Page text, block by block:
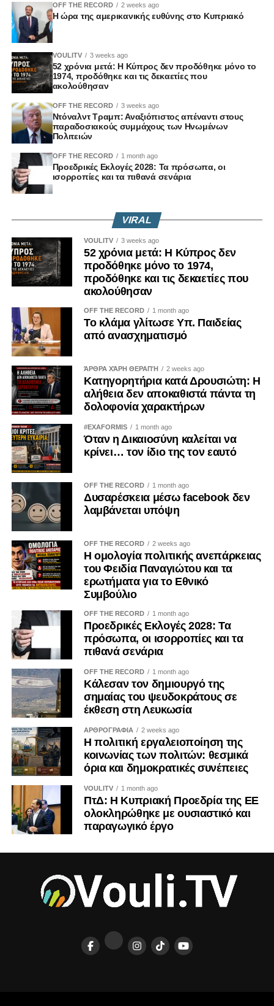
OFF THE RECORD 2 weeks ago
Η ώρα της αμερικανικής ευθύνης στο Κυπριακό
VOULITV 3 weeks ago
52 χρόνια μετά: Η Κύπρος δεν προδόθηκε μόνο το
1974, προδόθηκε και τις δεκαετίες που
ακολούθησαν
OFF THE RECORD 3 weeks ago
Ντόναλντ Τραμπ: Αναξιόπιστος απέναντι στους
παραδοσιακούς συμμάχους των Ηνωμένων
Πολιτειών
OFF THE RECORD 1 month ago
Προεδρικές Εκλογές 2028: Τα πρόσωπα, οι
ισορροπίες και τα πιθανά σενάρια
VIRAL
VOULITV 3 weeks ago
52 χρόνια μετά: Η Κύπρος δεν
προδόθηκε μόνο το 1974,
προδόθηκε και τις δεκαετίες που
ακολούθησαν
OFF THE RECORD 1 month ago
Το κλάμα γλίτωσε Υπ. Παιδείας
από ανασχηματισμό
ΆΡΘΡΑ ΧΆΡΗ ΘΕΡΑΠΉ 2 weeks ago
Κατηγορητήρια κατά Δρουσιώτη: Η
αλήθεια δεν αποκαθιστά πάντα τη
δολοφονία χαρακτήρων
#EXAFORMIS 1 month ago
Όταν η Δικαιοσύνη καλείται να
κρίνει… τον ίδιο της τον εαυτό
OFF THE RECORD 1 month ago
Δυσαρέσκεια μέσω facebook δεν
λαμβάνεται υπόψη
OFF THE RECORD 2 weeks ago
Η ομολογία πολιτικής ανεπάρκειας
του Φειδία Παναγιώτου και τα
ερωτήματα για το Εθνικό
Συμβούλιο
OFF THE RECORD 1 month ago
Προεδρικές Εκλογές 2028: Τα
πρόσωπα, οι ισορροπίες και τα
πιθανά σενάρια
OFF THE RECORD 1 month ago
Κάλεσαν τον δημιουργό της
σημαίας του ψευδοκράτους σε
έκθεση στη Λευκωσία
ΑΡΘΡΟΓΡΑΦΙΑ 2 weeks ago
Η πολιτική εργαλειοποίηση της
κοινωνίας των πολιτών: θεσμικά
όρια και δημοκρατικές συνέπειες
VOULITV 1 month ago
ΠτΔ: Η Κυπριακή Προεδρία της ΕΕ
ολοκληρώθηκε με ουσιαστικό και
παραγωγικό έργο